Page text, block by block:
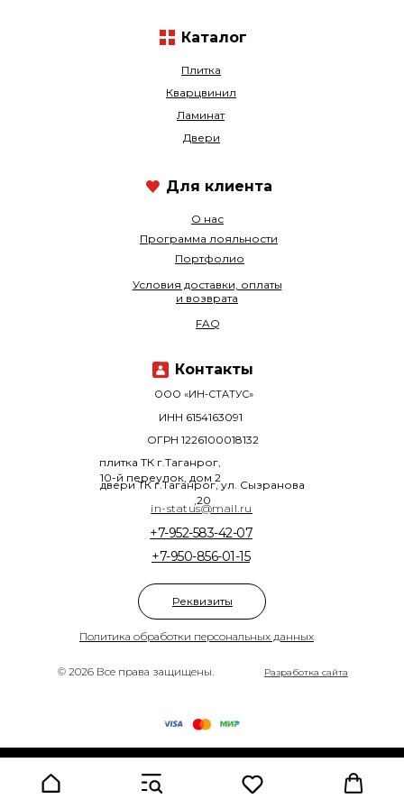
© 2026 Все права защищены.
Политика обработки персональных данных
Плитка
Кварцвинил
+7-950-856-01-15
+7-952-583-42-07
О нас
Ламинат
Программа лояльности
Двери
Портфолио
ООО «ИН-СТАТУС»
плитка ТК г.Таганрог,
10-й переулок, дом 2
двери ТК г.Таганрог, ул. Сызранова
,20
ОГРН 1226100018132
ИНН 6154163091
Разработка сайта
Условия доставки, оплаты
и возврата
FAQ
Каталог
in-status@mail.ru
Контакты
Для клиента
Реквизиты
Made on Tilda